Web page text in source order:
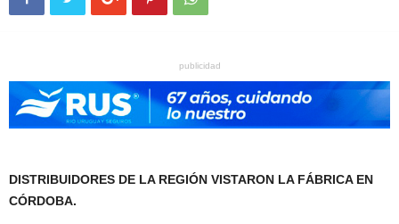
publicidad
DISTRIBUIDORES DE LA REGIÓN VISTARON LA FÁBRICA EN
CÓRDOBA.